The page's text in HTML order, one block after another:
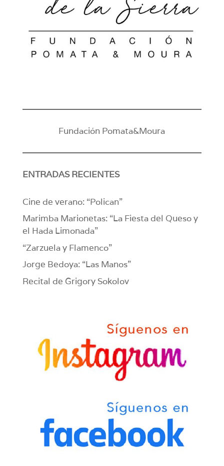
Fundación Pomata&Moura
ENTRADAS RECIENTES
Cine de verano: “Polican”
Marimba Marionetas: “La Fiesta del Queso y
el Hada Limonada”
“Zarzuela y Flamenco”
Jorge Bedoya: “Las Manos”
Recital de Grigory Sokolov